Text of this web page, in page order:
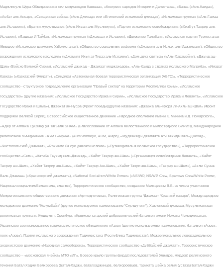
Маджлисуль Шура Объединенных сил моджахедов Кавказа», «Конгресс народов Ичкерии и Дагестана», «База» («Аль-Каида»),
«Асбат аль-Ансар», «Священная война» («Аль-Джихад» или «Египетский исламский джихад»), «Исламская группа» («Аль-Гамаа
аль-Исламия»), «Братья-мусульмане» («Аль-Ихван аль-Муслимун»), «Партия исламского освобождения» («Хизб ут-Тахрир аль-
Ислами»), «Лашкар-И-Тайба», «Исламская группа» («Джамаат-и-Ислами»), «Движение Талибан», «Исламская партия Туркестана»
(бывшее «Исламское движение Узбекистана»), «Общество социальных реформ» («Джамият аль-Ислах аль-Иджтимаи»), «Общество
возрождения исламского наследия» («Джамият Ихья ат-Тураз аль-Ислами»), «Дом двух святых» («Аль-Харамейн»), «Джунд аш-
Шам» (Войско Великой Сирии), «Исламский джихад – Джамаат моджахедов», «Аль-Каида в странах исламского Магриба», «Имарат
Кавказ» («Кавказский Эмират»), «Синдикат «Автономная боевая террористическая организация (АБТО)», «Террористическое
сообщество - структурное подразделение организации "Правый сектор" на территории Республики Крым», «Исламское
государство» (другие названия: «Исламское Государство Ирака и Сирии», «Исламское Государство Ирака и Леванта», «Исламское
Государство Ирака и Шама»), Джебхат ан-Нусра (Фронт победы)(другие названия: «Джабха аль-Нусра ли-Ахль аш-Шам» (Фронт
поддержки Великой Сирии), Всероссийское общественное движение «Народное ополчение имени К. Минина и Д. Пожарского»,
«Аджр от Аллаха Субхану уа Тагьаля SHAM» (Благословение от Аллаха милоственного и милосердного СИРИЯ), Международное
религиозное объединение «АУМ Синрике» (AumShinrikyo, AUM, Aleph), «Муджахеды джамаата Ат-Тавхида Валь-Джихад»,
«Чистопольский Джамаат», «Рохнамо ба суи давлати исломи» («Путеводитель в исламское государство»), «Террористическое
сообщество «Сеть», «Катиба Таухид валь-Джихад», «Хайят Тахрир аш-Шам» («Организация освобождения Леванта», «Хайят
Тахрир аш-Шам», «Хейят Тахрир аш-Шам», «Хейят Тахрир Аш-Шам», «Хайят Тахри аш-Шам», «Тахрир аш-Шам»), «Ахлю Сунна
Валь Джамаа» («Красноярский джамаат»), «National Socialism/White Power» («NS/WP, NS/WP Crew, Sparrows Crew/White Power,
Национал-социализм/Белаясила, власть»), Террористическое сообщество, созданное Мальцевым В.В. из числа участников
Межрегионального общественного движения «Артподготовка», Религиозная группа “Джамаат “Красный пахарь”, Международное
молодежное движение "Колумбайн" (другое используемое наименование "Скулшутинг"), Хатлонский джамаат, Мусульманская
религиозная группа п. Кушкуль г. Оренбург, «Крымско-татарский добровольческий батальон имени Номана Челеджихана»,
Украинское военизированное националистическое объединение «Азов» (другие используемые наименования: батальон «Азов»,
полк «Азов»), Партия исламского возрождения Таджикистана (Республика Таджикистан), Межрегиональное леворадикальное
анархистское движение «Народная самооборона», Террористическое сообщество «Дуббайский джамаат», Террористическое
сообщество – «московская ячейка» МТО «ИГ», Боевое крыло группы (вирда) последователей (мюидов, мурдов) религиозного
течения Батал-Хаджи Белхороева (Батал-Хаджи, баталхаджинцев, белхороевцев, тариката шейха овлия (устаза) Батал-Хаджи